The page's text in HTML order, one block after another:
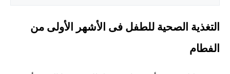
التغذية الصحية للطفل فى الأشهر الأولى من
الفطام